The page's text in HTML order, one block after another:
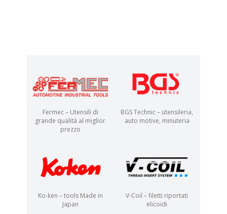
Fermec – Utensili di
grande qualità al miglior
prezzo
BGS Technic – utensileria,
auto motive, minuteria
Ko-ken – tools Made in
Japan
V-Coil – filetti riportati
elicoidi